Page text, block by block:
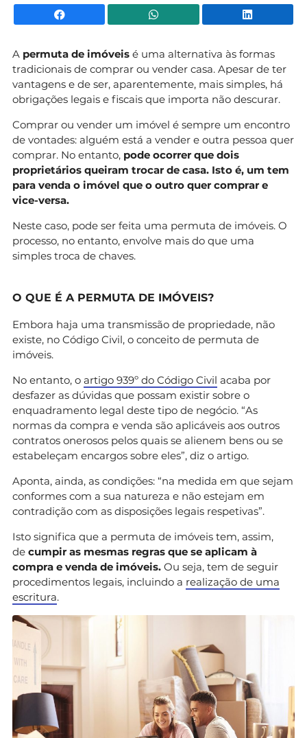
Facebook WhatsApp
A permuta de imóveis é uma alternativa às formas
tradicionais de comprar ou vender casa. Apesar de ter
vantagens e de ser, aparentemente, mais simples, há
obrigações legais e fiscais que importa não descurar.
Comprar ou vender um imóvel é sempre um encontro
de vontades: alguém está a vender e outra pessoa quer
comprar. No entanto, pode ocorrer que dois
proprietários queiram trocar de casa. Isto é, um tem
para venda o imóvel que o outro quer comprar e
vice-versa.
Neste caso, pode ser feita uma permuta de imóveis. O
processo, no entanto, envolve mais do que uma
simples troca de chaves.
O QUE É A PERMUTA DE IMÓVEIS?
Embora haja uma transmissão de propriedade, não
existe, no Código Civil, o conceito de permuta de
imóveis.
No entanto, o artigo 939º do Código Civil acaba por
desfazer as dúvidas que possam existir sobre o
enquadramento legal deste tipo de negócio. “As
normas da compra e venda são aplicáveis aos outros
contratos onerosos pelos quais se alienem bens ou se
estabeleçam encargos sobre eles”, diz o artigo.
Aponta, ainda, as condições: “na medida em que sejam
conformes com a sua natureza e não estejam em
contradição com as disposições legais respetivas”.
Isto significa que a permuta de imóveis tem, assim,
de cumpir as mesmas regras que se aplicam à
compra e venda de imóveis. Ou seja, tem de seguir
procedimentos legais, incluindo a realização de uma
escritura.